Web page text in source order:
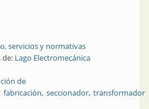
servicios y normativas
de: Lago Electromecánica
de
fabricación seccionador transformador